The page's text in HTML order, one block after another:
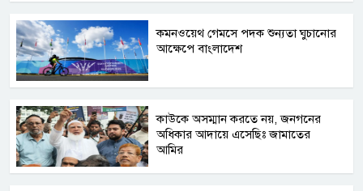
কমনওয়েথ গেমসে পদক শুন্যতা ঘুচানোর
আক্ষেপে বাংলাদেশ
কাউকে অসম্মান করতে নয়, জনগনের
অধিকার আদায়ে এসেছিঃ জামাতের
আমির